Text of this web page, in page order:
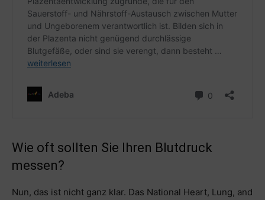
Wie oft sollten Sie Ihren Blutdruck
messen?
Nun, das ist nicht ganz klar. Das National Heart, Lung, and